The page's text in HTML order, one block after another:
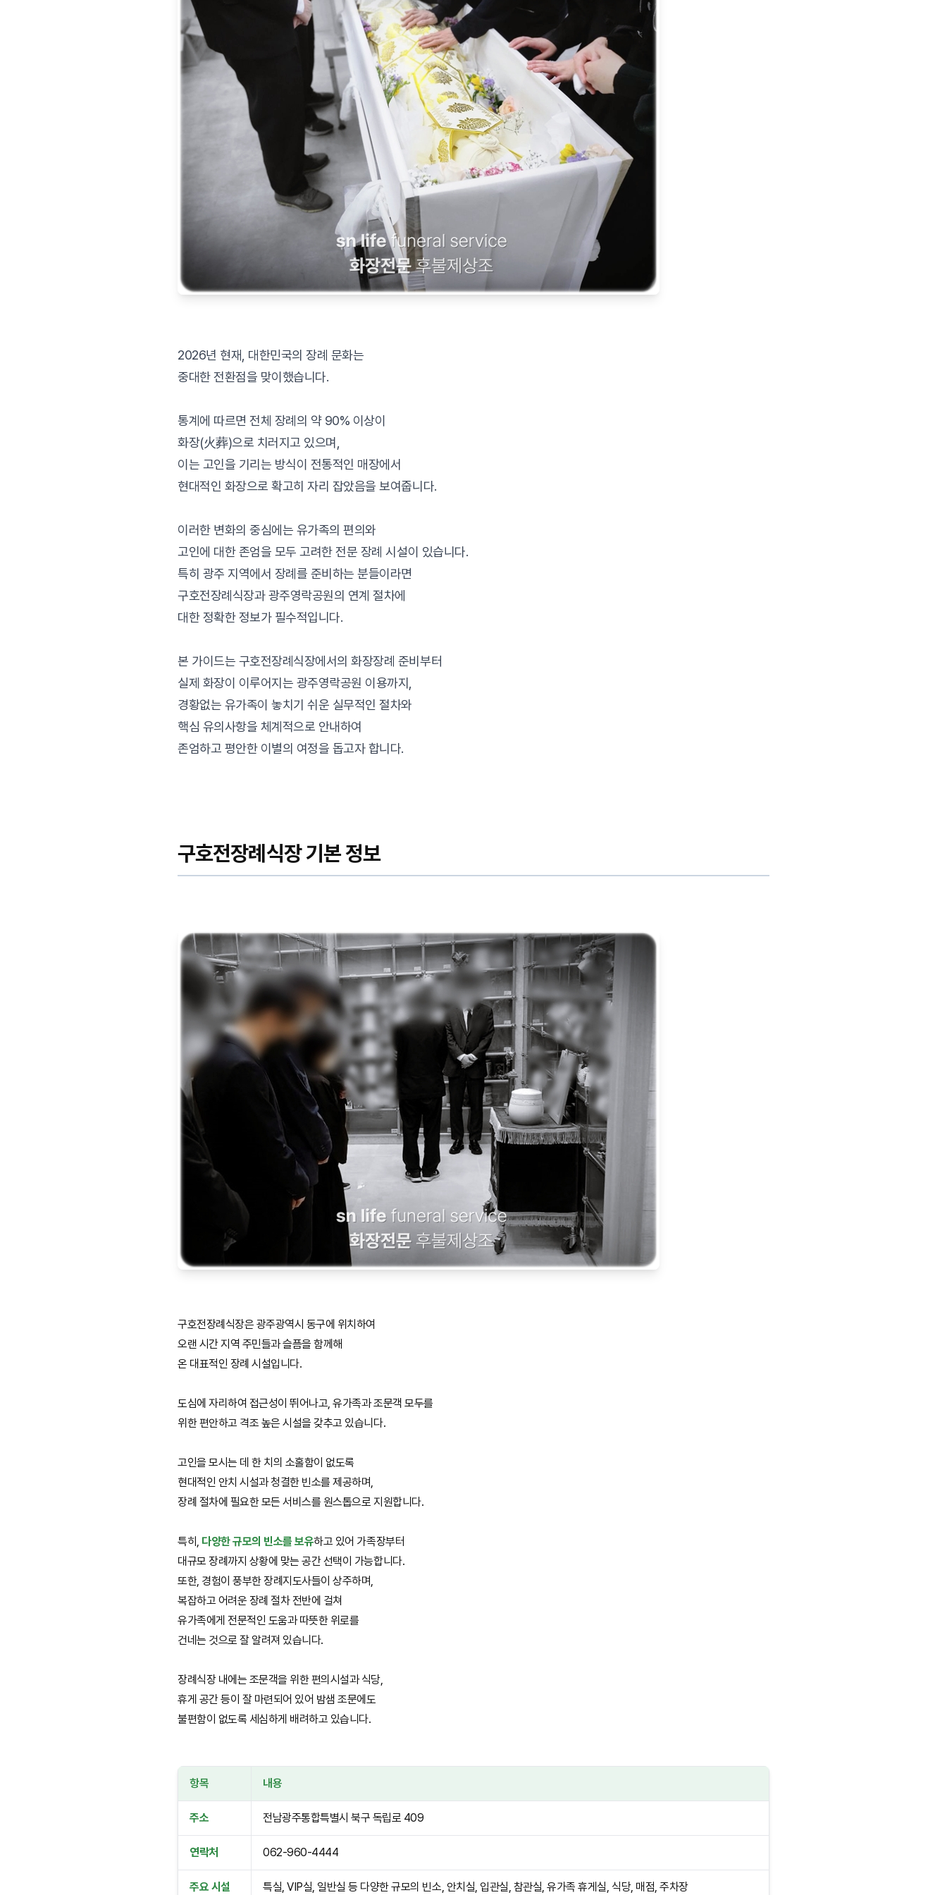
2026년 현재, 대한민국의 장례 문화는
중대한 전환점을 맞이했습니다.
통계에 따르면 전체 장례의 약 90% 이상이
화장(火葬)으로 치러지고 있으며,
이는 고인을 기리는 방식이 전통적인 매장에서
현대적인 화장으로 확고히 자리 잡았음을 보여줍니다.
이러한 변화의 중심에는 유가족의 편의와
고인에 대한 존엄을 모두 고려한 전문 장례 시설이 있습니다.
특히 광주 지역에서 장례를 준비하는 분들이라면
구호전장례식장과 광주영락공원의 연계 절차에
대한 정확한 정보가 필수적입니다.
본 가이드는 구호전장례식장에서의 화장장례 준비부터
실제 화장이 이루어지는 광주영락공원 이용까지,
경황없는 유가족이 놓치기 쉬운 실무적인 절차와
핵심 유의사항을 체계적으로 안내하여
존엄하고 평안한 이별의 여정을 돕고자 합니다.
구호전장례식장 기본 정보
구호전장례식장은 광주광역시 동구에 위치하여
오랜 시간 지역 주민들과 슬픔을 함께해
온 대표적인 장례 시설입니다.
도심에 자리하여 접근성이 뛰어나고, 유가족과 조문객 모두를
위한 편안하고 격조 높은 시설을 갖추고 있습니다.
고인을 모시는 데 한 치의 소홀함이 없도록
현대적인 안치 시설과 청결한 빈소를 제공하며,
장례 절차에 필요한 모든 서비스를 원스톱으로 지원합니다.
특히, 다양한 규모의 빈소를 보유하고 있어 가족장부터
대규모 장례까지 상황에 맞는 공간 선택이 가능합니다.
또한, 경험이 풍부한 장례지도사들이 상주하며,
복잡하고 어려운 장례 절차 전반에 걸쳐
유가족에게 전문적인 도움과 따뜻한 위로를
건네는 것으로 잘 알려져 있습니다.
장례식장 내에는 조문객을 위한 편의시설과 식당,
휴게 공간 등이 잘 마련되어 있어 밤샘 조문에도
불편함이 없도록 세심하게 배려하고 있습니다.
항목 내용
주소 전남광주통합특별시 북구 독립로 409
연락처 062-960-4444
주요 시설 특실, VIP실, 일반실 등 다양한 규모의 빈소, 안치실, 입관실, 참관실, 유가족 휴게실, 식당, 매점, 주차장